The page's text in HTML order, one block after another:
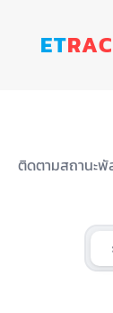
ET
ติดตามสถานะพั